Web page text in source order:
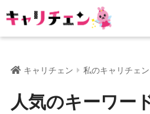
キャリチェン 私のキャリチェン
人気のキーワー